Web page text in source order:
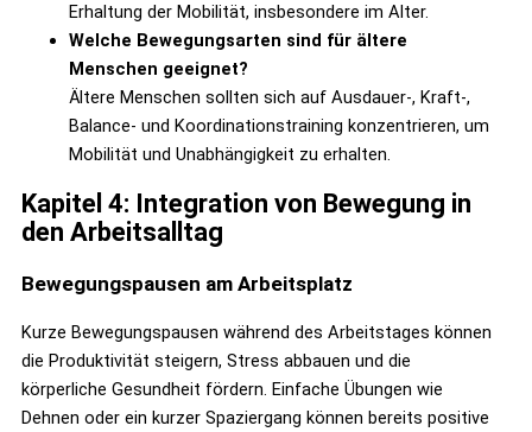
Erhaltung der Mobilität, insbesondere im Alter.
Welche Bewegungsarten sind für ältere
Menschen geeignet?
Ältere Menschen sollten sich auf Ausdauer-, Kraft-,
Balance- und Koordinationstraining konzentrieren, um
Mobilität und Unabhängigkeit zu erhalten.
Kapitel 4: Integration von Bewegung in
den Arbeitsalltag
Bewegungspausen am Arbeitsplatz
Kurze Bewegungspausen während des Arbeitstages können
die Produktivität steigern, Stress abbauen und die
körperliche Gesundheit fördern. Einfache Übungen wie
Dehnen oder ein kurzer Spaziergang können bereits positive